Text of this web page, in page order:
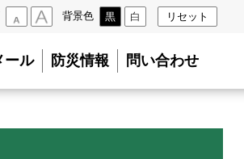
背景色 黒 白 リセット
ール 防災情報 問い合わせ